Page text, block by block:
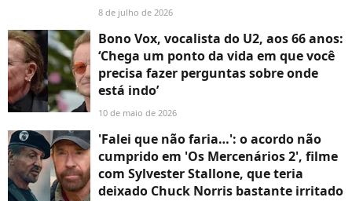
8 de julho de 2026
Bono Vox, vocalista do U2, aos 66 anos:
‘Chega um ponto da vida em que você
precisa fazer perguntas sobre onde
está indo’
10 de maio de 2026
'Falei que não faria…': o acordo não
cumprido em 'Os Mercenários 2', filme
com Sylvester Stallone, que teria
deixado Chuck Norris bastante irritado